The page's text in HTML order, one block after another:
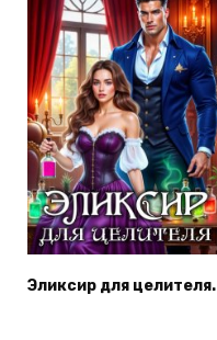
Эликсир для целителя.